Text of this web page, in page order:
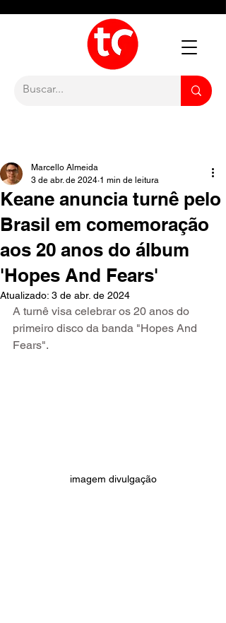
Keane anuncia turnê pelo
Brasil em comemoração
aos 20 anos do álbum
'Hopes And Fears'
Marcello Almeida
3 de abr. de 2024 1 min de leitura
Atualizado: 3 de abr. de 2024
A turnê visa celebrar os 20 anos do
primeiro disco da banda "Hopes And
Fears".
imagem divulgação